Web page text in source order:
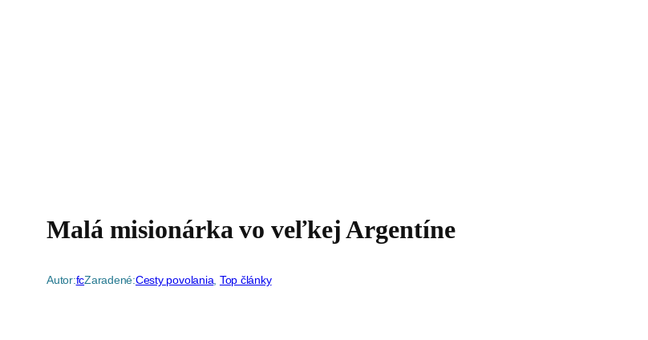
Malá misionárka vo veľkej Argentíne
Autor:fcZaradené:Cesty povolania, Top články